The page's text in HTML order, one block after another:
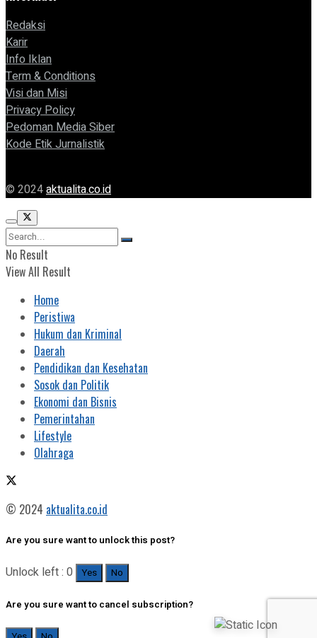
Redaksi
Karir
Info Iklan
Term & Conditions
Visi dan Misi
Privacy Policy
Pedoman Media Siber
Kode Etik Jurnalistik
© 2024aktualita.co.id
No Result
View All Result
Home
Peristiwa
Hukum dan Kriminal
Daerah
Pendidikan dan Kesehatan
Sosok dan Politik
Ekonomi dan Bisnis
Pemerintahan
Lifestyle
Olahraga
© 2024 aktualita.co.id
Are you sure want to unlock this post?
Unlock left : 0 Yes No
Are you sure want to cancel subscription?